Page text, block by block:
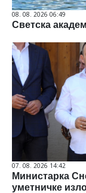
08. 08. 2026 06:49
Светска
07. 08. 2026 14:42
Министарка
уметничке